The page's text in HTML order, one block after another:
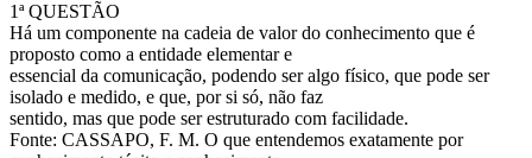
1ª QUESTÃO
Há um componente na cadeia de valor do conhecimento que é
proposto como a entidade elementar e
essencial da comunicação, podendo ser algo físico, que pode ser
isolado e medido, e que, por si só, não faz
sentido, mas que pode ser estruturado com facilidade.
Fonte: CASSAPO, F. M. O que entendemos exatamente por